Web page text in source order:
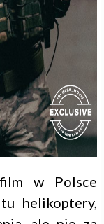
w Polsce
helikoptery,